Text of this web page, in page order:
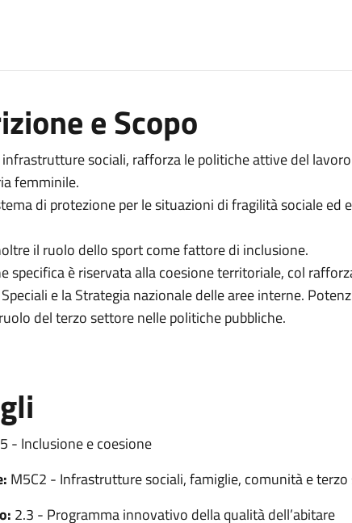
e Scopo
sociali, rafforza le politiche attive del
femminile.
di protezione per le situazioni di fragilità sociale ed
il ruolo dello sport come fattore di inclusione.
specifica è riservata alla coesione territoriale, col
e la Strategia nazionale delle aree interne.
del terzo settore nelle politiche pubbliche.
- Inclusione e coesione
M5C2 - Infrastrutture sociali, famiglie, comunità e
2.3 - Programma innovativo della qualità dell’abitare